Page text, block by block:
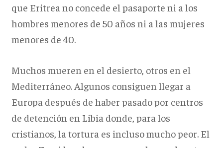
que Eritrea no concede el pasaporte ni a los
hombres menores de 50 años ni a las mujeres
menores de 40.
Muchos mueren en el desierto, otros en el
Mediterráneo. Algunos consiguen llegar a
Europa después de haber pasado por centros
de detención en Libia donde, para los
cristianos, la tortura es incluso mucho peor. El